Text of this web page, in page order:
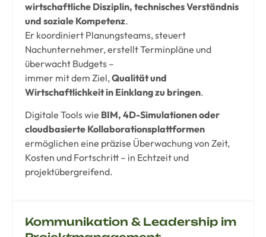
wirtschaftliche Disziplin, technisches Verständnis
und soziale Kompetenz.
Er koordiniert Planungsteams, steuert
Nachunternehmer, erstellt Terminpläne und
überwacht Budgets –
immer mit dem Ziel,Qualität und
Wirtschaftlichkeit in Einklang zu bringen.
Digitale Tools wie BIM, 4D-Simulationen oder
cloudbasierte Kollaborationsplattformen
ermöglichen eine präzise Überwachung von Zeit,
Kosten und Fortschritt – in Echtzeit und
projektübergreifend.
Kommunikation & Leadership im